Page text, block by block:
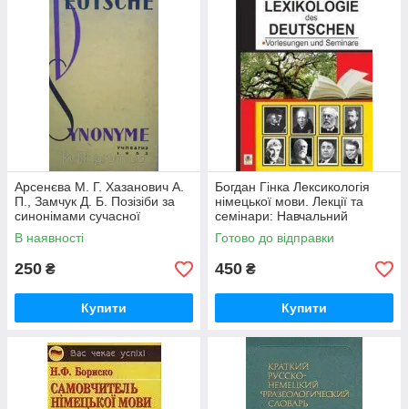
Арсенєва М. Г. Хазанович А.
П., Замчук Д. Б. Позізіби за
синонімами сучасної
німецької мови. б/у
В наявності
250 ₴
Купити
Богдан Гінка Лексикологія
німецької мови. Лекції та
семінари: Навчальний
посібник
Готово до відправки
450 ₴
Купити